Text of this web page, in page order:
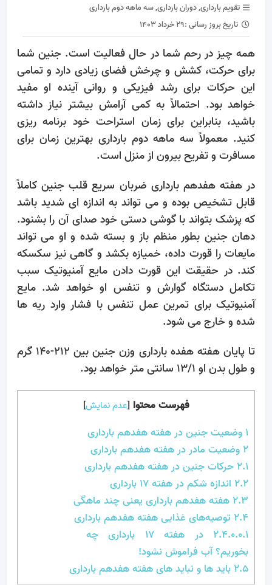
تقویم بارداری,دوران بارداری,سه ماهه دوم بارداری
تاریخ بروز رسانی :۲۹ خرداد ۱۴۰۳
همه چیز در رحم شما در حال فعالیت است. جنین شما
برای حرکت، کشش و چرخش فضای زیادی دارد و تمامی
این حرکات برای رشد فیزیکی و روانی آینده او مفید
خواهد بود. احتمالاً به کمی آرامش بیشتر نیاز داشته
باشید، بنابراین برای زمان استراحت خود برنامه ریزی
کنید. معمولاً سه ماهه دوم بارداری بهترین زمان برای
مسافرت و تفریح بیرون از منزل است.
در هفته هفدهم بارداری ضربان سریع قلب جنین کاملاً
قابل تشخیص بوده و می تواند به اندازه ای شدید باشد
که پزشک بتواند با گوشی دستی خود صدای آن را بشنود.
دهان جنین بطور منظم باز و بسته شده و او می تواند
مایعات را قورت داده، خمیازه بکشد و گاهی نیز سکسکه
کند. در حقیقت این قورت دادن مایع آمنیوتیک سبب
تکامل دستگاه گوارش و تنفس او خواهد شد. مایع
آمنیوتیک برای تمرین عمل تنفس با فشار وارد ریه ها
شده و خارج می شود.
تا پایان هفته هفده بارداری وزن جنین بین 212-140 گرم
و طول بدن او 13/1 سانتی متر خواهد بود.
فهرست محتوا [عدم نمایش]
1 وضعیت جنین در هفته هفدهم بارداری
2 وضعیت مادر در هفته هفدهم بارداری
2.1 حرکات جنین در هفته هفدهم بارداری
2.2 اندازه شکم در هفته 17 بارداری
2.3 هفته هفدهم بارداری یعنی چند ماهگی
2.4 توصیه‌های غذایی هفته هفدهم بارداری
2.4.0.0.1
در هفته 17 بارداری چه
بخوریم؟ آب فراموش نشود!
2.5 باید ها و نباید های هفته هفدهم بارداری